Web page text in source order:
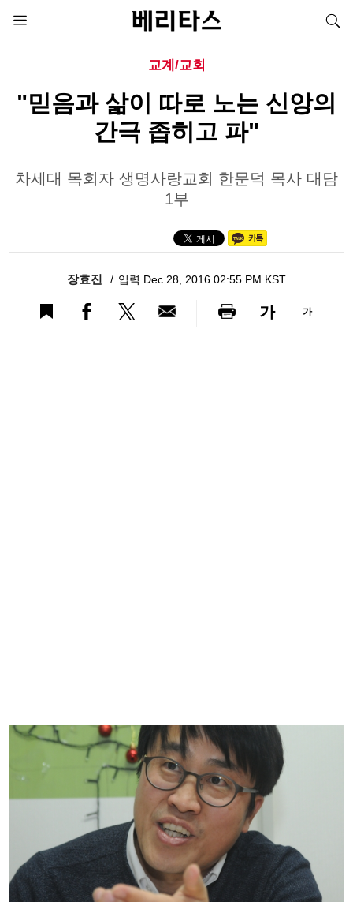
교계/교회
"믿음과 삶이 따로 노는 신앙의
간극 좁히고 파"
차세대 목회자 생명사랑교회 한문덕 목사 대담
1부
장효진 입력 Dec 28, 2016 02:55 PM KST
가 가